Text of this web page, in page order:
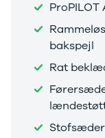
bakspejl
Rat